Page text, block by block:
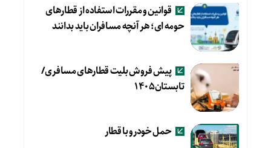
قوانین و مقررات استفاده از قطارهای
حومه ای؛ هر آنچه مسافران باید بدانند
پیش فروش بلیت قطارهای مسافری/
تابستان۱۴۰۵
حمل خودرو با قطار